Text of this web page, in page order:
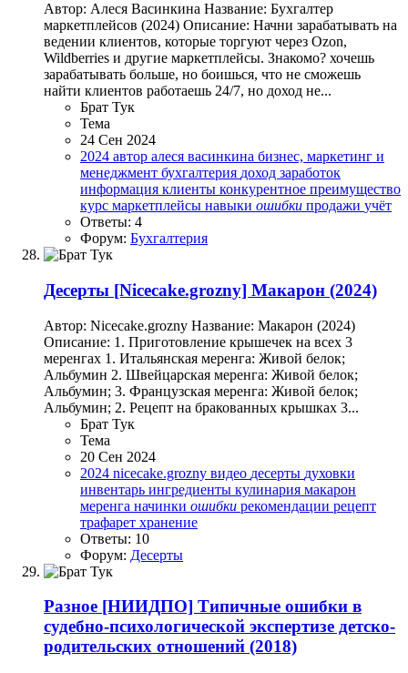
Автор: Алеся Васинкина Название: Бухгалтер
маркетплейсов (2024) Описание: Начни зарабатывать на
ведении клиентов, которые торгуют через Ozon,
Wildberries и другие маркетплейсы. Знакомо? хочешь
зарабатывать больше, но боишься, что не сможешь
найти клиентов работаешь 24/7, но доход не...
Брат Тук
Тема
24 Сен 2024
2024 автор алеся васинкина бизнес, маркетинг и
менеджмент бухгалтерия доход заработок
информация клиенты конкурентное преимущество
курс маркетплейсы навыки ошибки продажи учёт
Ответы: 4
Форум: Бухгалтерия
Десерты [Nicecake.grozny] Макарон (2024)
Автор: Nicecake.grozny Название: Макарон (2024)
Описание: 1. Приготовление крышечек на всех 3
меренгах 1. Итальянская меренга: Живой белок;
Альбумин 2. Швейцарская меренга: Живой белок;
Альбумин; 3. Французская меренга: Живой белок;
Альбумин; 2. Рецепт на бракованных крышках 3...
Брат Тук
Тема
20 Сен 2024
2024 nicecake.grozny видео десерты духовки
инвентарь ингредиенты кулинария макарон
меренга начинки ошибки рекомендации рецепт
трафарет хранение
Ответы: 10
Форум: Десерты
Разное [НИИДПО] Типичные ошибки в
судебно-психологической экспертизе детско-
родительских отношений (2018)